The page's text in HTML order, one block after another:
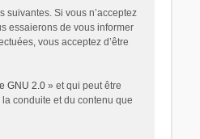
suivantes. Si vous n’acceptez
essaierons de vous informer
vous acceptez d’être
GNU 2.0» et qui peut être
conduite et du contenu que